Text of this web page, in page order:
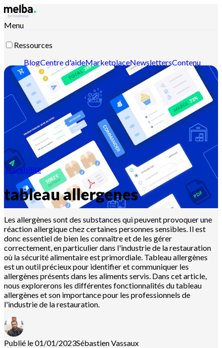
Menu
Ressources
BlogCentre d'aideMarketplaceNewslettersContenu
intelligentDocumentation APIDocumentation MCP
Contactez-nousDécouvrir melba
Traçabilité
tableau allergenes
Les allergènes sont des substances qui peuvent provoquer une
réaction allergique chez certaines personnes sensibles. Il est
donc essentiel de bien les connaître et de les gérer
correctement, en particulier dans l'industrie de la restauration
où la sécurité alimentaire est primordiale. Tableau allergènes
est un outil précieux pour identifier et communiquer les
allergènes présents dans les aliments servis. Dans cet article,
nous explorerons les différentes fonctionnalités du tableau
allergènes et son importance pour les professionnels de
l'industrie de la restauration.
Publié le 01/01/2023SébastienVassaux